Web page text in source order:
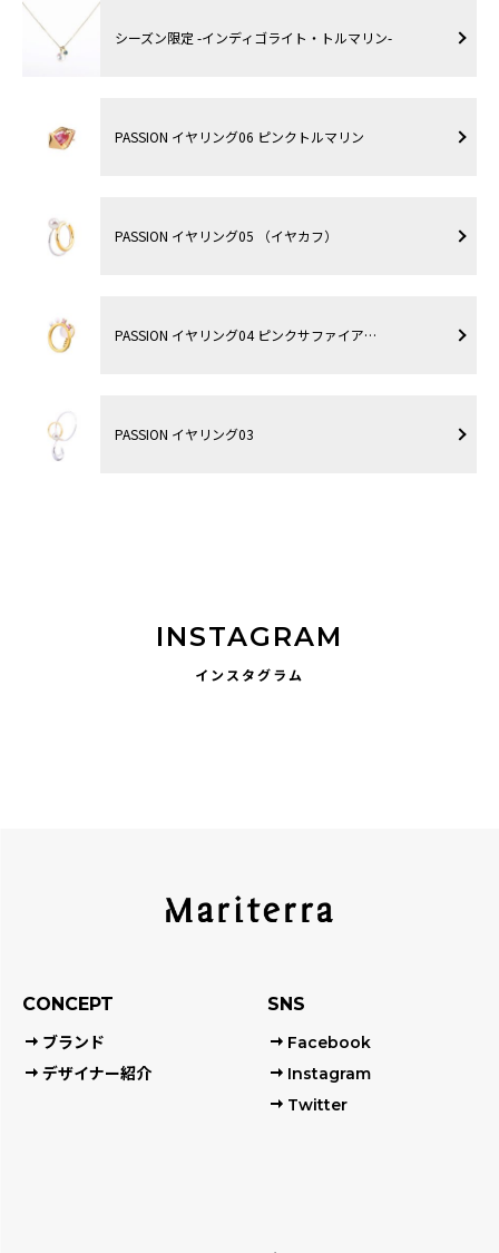
シーズン限定 -インディゴライト・トルマリン-
PASSION イヤリング06 ピンクトルマリン
PASSION イヤリング05 （イヤカフ）
PASSION イヤリング04 ピンクサファイア…
PASSION イヤリング03
INSTAGRAM
インスタグラム
CONCEPT
ブランド
デザイナー紹介
SNS
Facebook
Instagram
Twitter